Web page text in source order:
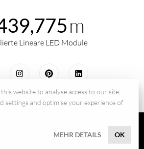
m
Lineare LED Module
LEDON Technology GmbH
website to analyse access to our site,
settings and optimise your experience of
MEHR DETAILS OK